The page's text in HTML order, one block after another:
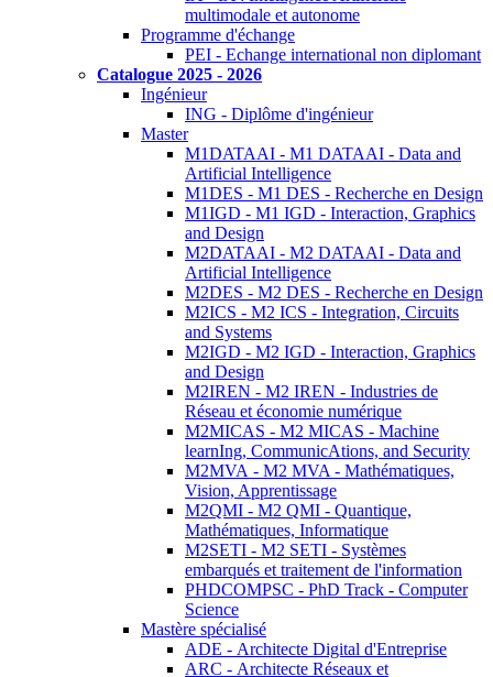
multimodale et autonome
Programme d'échange
PEI - Echange international non diplomant
Catalogue 2025 - 2026
Ingénieur
ING - Diplôme d'ingénieur
Master
M1DATAAI - M1 DATAAI - Data and
Artificial Intelligence
M1DES - M1 DES - Recherche en Design
M1IGD - M1 IGD - Interaction, Graphics
and Design
M2DATAAI - M2 DATAAI - Data and
Artificial Intelligence
M2DES - M2 DES - Recherche en Design
M2ICS - M2 ICS - Integration, Circuits
and Systems
M2IGD - M2 IGD - Interaction, Graphics
and Design
M2IREN - M2 IREN - Industries de
Réseau et économie numérique
M2MICAS - M2 MICAS - Machine
learnIng, CommunicAtions, and Security
M2MVA - M2 MVA - Mathématiques,
Vision, Apprentissage
M2QMI - M2 QMI - Quantique,
Mathématiques, Informatique
M2SETI - M2 SETI - Systèmes
embarqués et traitement de l'information
PHDCOMPSC - PhD Track - Computer
Science
Mastère spécialisé
ADE - Architecte Digital d'Entreprise
ARC - Architecte Réseaux et